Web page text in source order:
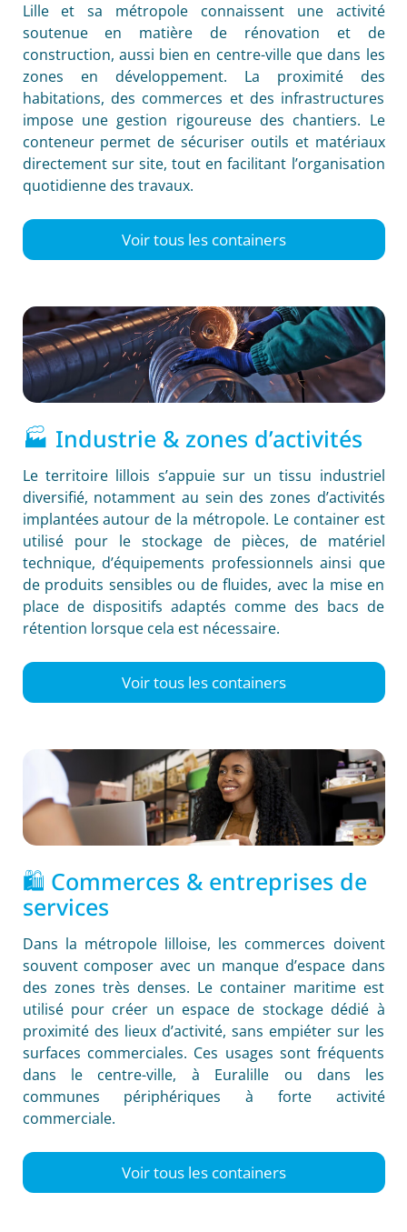
Lille et sa métropole connaissent une activité
soutenue en matière de rénovation et de
construction, aussi bien en centre-ville que dans les
zones en développement. La proximité des
habitations, des commerces et des infrastructures
impose une gestion rigoureuse des chantiers. Le
conteneur permet de sécuriser outils et matériaux
directement sur site, tout en facilitant l’organisation
quotidienne des travaux.
Voir tous les containers
🏭 Industrie & zones d’activités
Le territoire lillois s’appuie sur un tissu industriel
diversifié, notamment au sein des zones d’activités
implantées autour de la métropole. Le container est
utilisé pour le stockage de pièces, de matériel
technique, d’équipements professionnels ainsi que
de produits sensibles ou de fluides, avec la mise en
place de dispositifs adaptés comme des bacs de
rétention lorsque cela est nécessaire.
Voir tous les containers
🛍️ Commerces & entreprises de
services
Dans la métropole lilloise, les commerces doivent
souvent composer avec un manque d’espace dans
des zones très denses. Le container maritime est
utilisé pour créer un espace de stockage dédié à
proximité des lieux d’activité, sans empiéter sur les
surfaces commerciales. Ces usages sont fréquents
dans le centre-ville, à Euralille ou dans les
communes périphériques à forte activité
commerciale.
Voir tous les containers